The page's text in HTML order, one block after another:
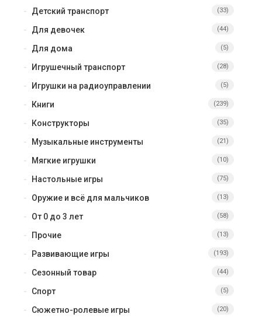
Детский транспорт (33)
Для девочек (44)
Для дома (5)
Игрушечный транспорт (28)
Игрушки на радиоуправлении (5)
Книги (239)
Конструкторы (35)
Музыкальные инструменты (21)
Мягкие игрушки (10)
Настольные игры (75)
Оружие и всё для мальчиков (13)
От 0 до 3 лет (58)
Прочие (13)
Развивающие игры (193)
Сезонный товар (44)
Спорт (5)
Сюжетно-ролевые игры (20)